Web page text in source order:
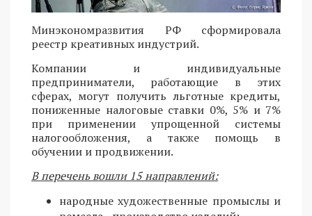
Минэкономразвития РФ сформировала
реестр креативных индустрий.
Компании и индивидуальные
предприниматели, работающие в этих
сферах, могут получить льготные кредиты,
пониженные налоговые ставки 0%, 5% и 7%
при применении упрощенной системы
налогообложения, а также помощь в
обучении и продвижении.
В перечень вошли 15 направлений:
народные художественные промыслы и